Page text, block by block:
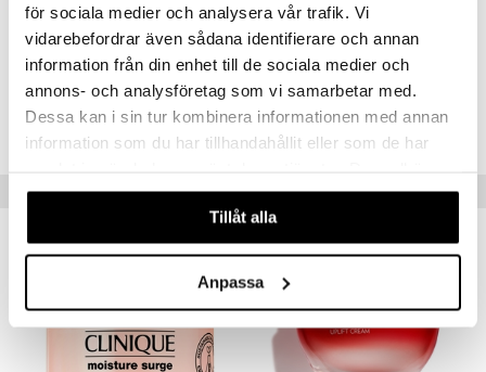
för sociala medier och analysera vår trafik. Vi
vidarebefordrar även sådana identifierare och annan
information från din enhet till de sociala medier och
annons- och analysföretag som vi samarbetar med.
Dessa kan i sin tur kombinera informationen med annan
information som du har tillhandahållit eller som de har
våra cookies vid fortsatt användande av vår webbplats.
Tillåt alla
Anpassa
Artikelnr
CNU69-QX-30-XX-XX
Lägsta pris senaste 30 dagarna: 259 kr
Populära produkter